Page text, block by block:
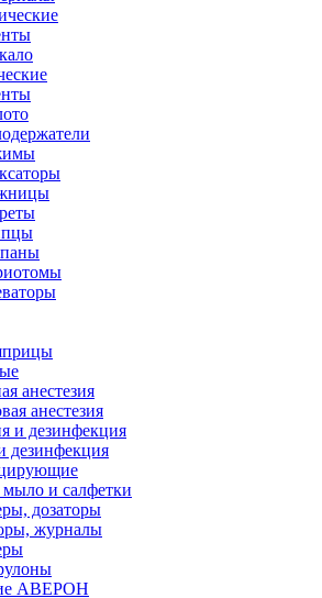
анестезия
анестезия
дезинфекция
мыло и салфетки
дозаторы
журналы